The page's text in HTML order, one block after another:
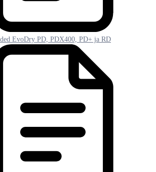
EvoDry PD, PDX400, PD+ ja RD